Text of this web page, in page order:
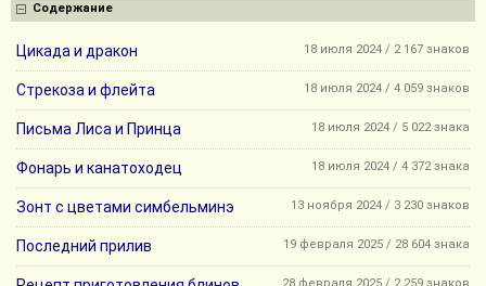
Содержание
Цикада и дракон 18 июля 2024 / 2 167 знаков
Стрекоза и флейта 18 июля 2024 / 4 059 знаков
Письма Лиса и Принца 18 июля 2024 / 5 022 знака
Фонарь и канатоходец 18 июля 2024 / 4 372 знака
Зонт с цветами симбельминэ 13 ноября 2024 / 3 230 знаков
Последний прилив 19 февраля 2025 / 28 604 знака